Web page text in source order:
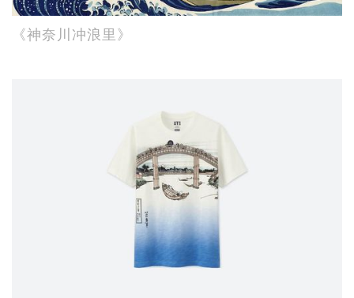
《神奈川冲浪里》